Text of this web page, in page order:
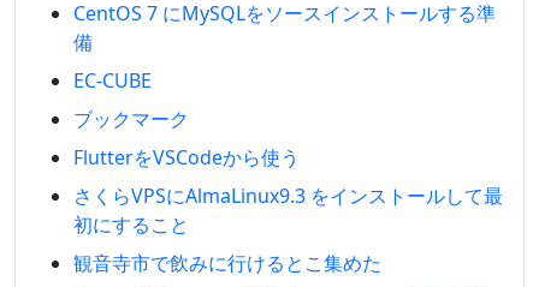
CentOS 7 にMySQLをソースインストールする準
備
EC-CUBE
ブックマーク
FlutterをVSCodeから使う
さくらVPSにAlmaLinux9.3 をインストールして最
初にすること
観音寺市で飲みに行けるとこ集めた